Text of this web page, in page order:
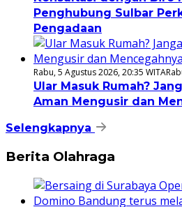
Penghubung Sulbar
Pengadaan
Rabu, 5 Agustus 2026, 20:35 WITA
Ular Masuk Rumah?
Aman Mengusir dan
Selengkapnya
Berita Olahraga